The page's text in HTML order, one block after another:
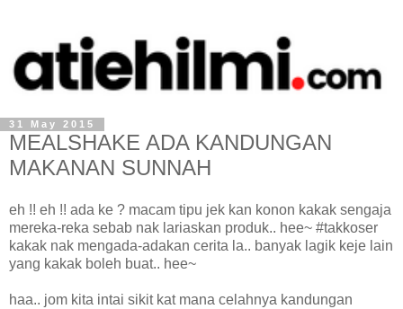
31 May 2015
MEALSHAKE ADA KANDUNGAN
MAKANAN SUNNAH
eh !! eh !! ada ke ? macam tipu jek kan konon kakak sengaja
mereka-reka sebab nak lariaskan produk.. hee~ #takkoser
kakak nak mengada-adakan cerita la.. banyak lagik keje lain
yang kakak boleh buat.. hee~
haa.. jom kita intai sikit kat mana celahnya kandungan